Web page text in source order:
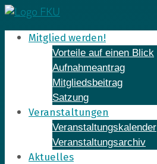
Skip
to
contentMitglied werden!
Vorteile auf einen Blick
Aufnahmeantrag
Mitgliedsbeitrag
Satzung
Veranstaltungen
Veranstaltungskalender
Veranstaltungsarchiv
Aktuelles